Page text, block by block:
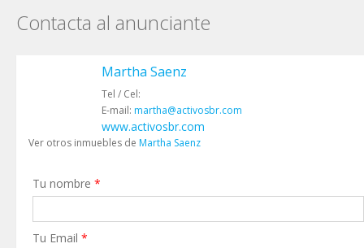
Contacta al anunciante
Martha Saenz
Tel / Cel:
E-mail: martha@activosbr.com
www.activosbr.com
Ver otros inmuebles de Martha Saenz
Tu nombre *
Tu Email *